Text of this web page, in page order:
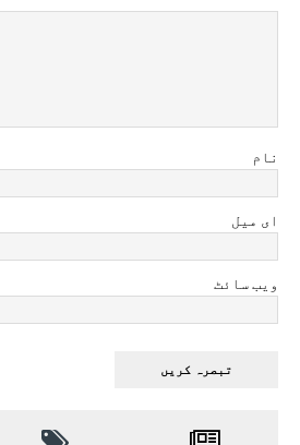
نام
ای میل
ویب سائٹ